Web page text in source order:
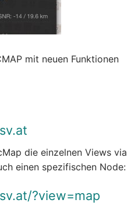
mit neuen Funktionen
die einzelnen Views via
einen spezifischen Node:
?view=map